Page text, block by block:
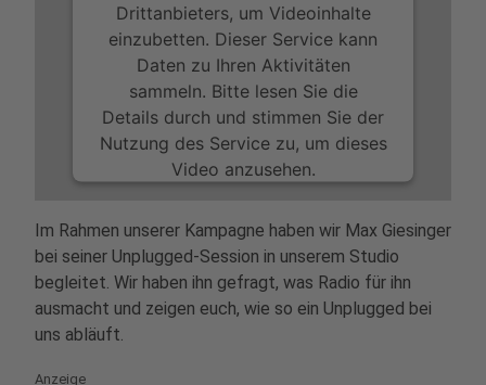
Drittanbieters, um Videoinhalte
einzubetten. Dieser Service kann
Daten zu Ihren Aktivitäten
sammeln. Bitte lesen Sie die
Details durch und stimmen Sie der
Nutzung des Service zu, um dieses
Video anzusehen.
Akzeptieren
powered byUsercentrics Consent
Im Rahmen unserer Kampagne haben wir Max Giesinger
bei seiner Unplugged-Session in unserem Studio
begleitet. Wir haben ihn gefragt, was Radio für ihn
ausmacht und zeigen euch, wie so ein Unplugged bei
uns abläuft.
Anzeige